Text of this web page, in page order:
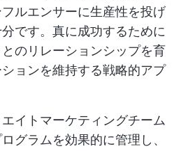
ルエンサーに生産性を投げ
です。真に成功するために
のリレーションシップを育
ョンを維持する戦略的アプ
イトマーケティングチーム
グラムを効果的に管理し、